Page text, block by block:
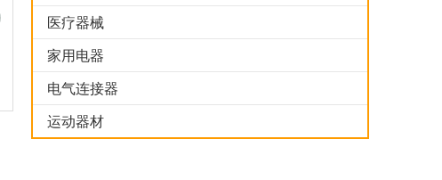
汽车模具09
医疗器械
家用电器
电气连接器
运动器材